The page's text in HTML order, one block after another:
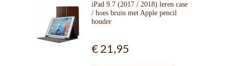
iPad 9.7 (2017 / 2018) leren case
/ hoes bruin met Apple pencil
houder
€ 21,95